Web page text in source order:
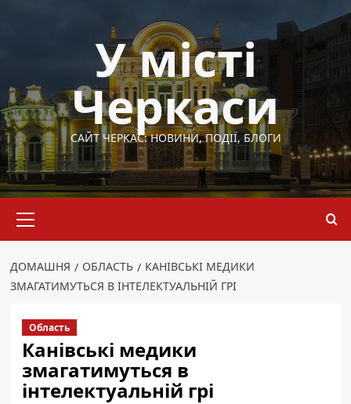
У місті
Черкаси
САЙТ ЧЕРКАС: НОВИНИ, ПОДІЇ, БЛОГИ
меню
ДОМАШНЯ ОБЛАСТЬ
КАНІВСЬКІ МЕДИКИ
ЗМАГАТИМУТЬСЯ В ІНТЕЛЕКТУАЛЬНІЙ ГРІ
Область
Канівські медики
змагатимуться в
інтелектуальній грі